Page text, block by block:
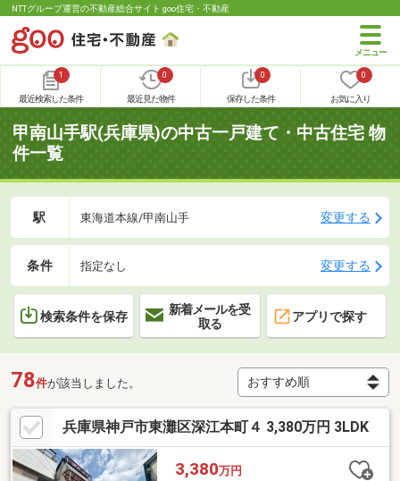
NTTグループ運営の不動産総合サイト goo住宅・不動産
1
最近検索した条件
0
最近見た物件
0
保存した条件
0
お気に入り
甲南山手駅(兵庫県)の中古一戸建て・中古住宅 物
件一覧
駅 東海道本線/甲南山手 変更する
条件 指定なし 変更する
検索条件を保存
新着メールを受
取る
アプリで探す
78件が該当しました。
兵庫県神戸市東灘区深江本町４ 3,380万円 3LDK
3,380万円